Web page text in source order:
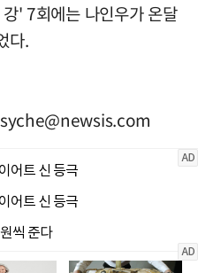
' 7회에는 나인우가 온달
다.